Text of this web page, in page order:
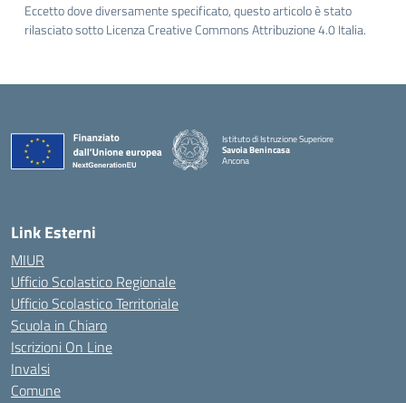
Eccetto dove diversamente specificato, questo articolo è stato
rilasciato sotto Licenza Creative Commons Attribuzione 4.0 Italia.
Istituto di Istruzione Superiore
Savoia Benincasa
Ancona
Link Esterni
MIUR
Ufficio Scolastico Regionale
Ufficio Scolastico Territoriale
Scuola in Chiaro
Iscrizioni On Line
Invalsi
Comune